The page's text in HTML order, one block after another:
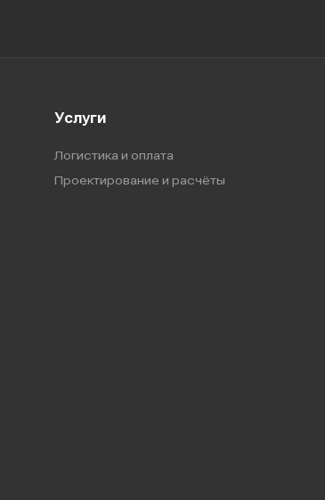
Услуги
Логистика и оплата
Проектирование и расчёты